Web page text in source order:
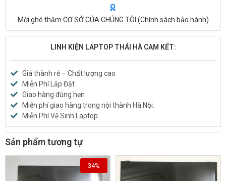
Mời ghé thăm CƠ SỞ CỦA CHÚNG TÔI (Chính sách bảo hành)
LINH KIỆN LAPTOP THÁI HÀ CAM KẾT:
Giá thành rẻ – Chất lượng cao
Miễn Phí Lắp Đặt
Giao hàng đúng hẹn
Miễn phí giao hàng trong nội thành Hà Nội.
Miễn Phí Vệ Sinh Laptop
Sản phẩm tương tự
34%